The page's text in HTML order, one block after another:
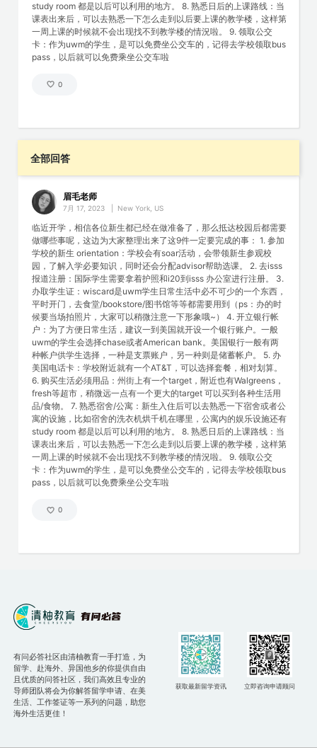
study room 都是以后可以利用的地方。 8. 熟悉日后的上课路线：当
课表出来后，可以去熟悉一下怎么走到以后要上课的教学楼，这样第
一周上课的时候就不会出现找不到教学楼的情況啦。 9. 领取公交
卡：作为uwm的学生，是可以免费坐公交车的，记得去学校领取bus
pass，以后就可以免费乘坐公交车啦
0
全部回答
眉毛老师
7月 17, 2023 New York, US
临近开学，相信各位新生都已经在做准备了，那么抵达校园后都需要
做哪些事呢，这边为大家整理出来了这9件一定要完成的事： 1. 参加
学校的新生 orientation：学校会有soar活动，会带领新生参观校
园，了解入学必要知识，同时还会分配advisor帮助选课。 2. 去isss
报道注册：国际学生需要拿着护照和i20到isss 办公室进行注册。 3.
办取学生证：wiscard是uwm学生日常生活中必不可少的一个东西，
平时开门，去食堂/bookstore/图书馆等等都需要用到（ps：办的时
候要当场拍照片，大家可以稍微注意一下形象哦~） 4. 开立银行帐
户：为了方便日常生活，建议一到美国就开设一个银行账户。一般
uwm的学生会选择chase或者American bank。美国银行一般有两
种帐户供学生选择，一种是支票账户，另一种则是储蓄帐户。 5. 办
美国电话卡：学校附近就有一个AT&T，可以选择套餐，相对划算。
6. 购买生活必须用品：州街上有一个target，附近也有Walgreens，
fresh等超市，稍微远一点有一个更大的target 可以买到各种生活用
品/食物。 7. 熟悉宿舍/公寓：新生入住后可以去熟悉一下宿舍或者公
寓的设施，比如宿舍的洗衣机烘千机在哪里，公寓内的娱乐设施还有
study room 都是以后可以利用的地方。 8. 熟悉日后的上课路线：当
课表出来后，可以去熟悉一下怎么走到以后要上课的教学楼，这样第
一周上课的时候就不会出现找不到教学楼的情況啦。 9. 领取公交
卡：作为uwm的学生，是可以免费坐公交车的，记得去学校领取bus
pass，以后就可以免费乘坐公交车啦
0
有问必答社区由清柚教育一手打造，为
留学、赴海外、异国他乡的你提供自由
且优质的问答社区，我们高效且专业的
导师团队将会为你解答留学申请、在美
生活、工作签证等一系列的问题，助您
海外生活更佳！
获取最新留学资讯 立即咨询申请顾问